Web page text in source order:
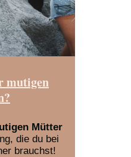
mutigen
Mütter
die du bei
brauchst!